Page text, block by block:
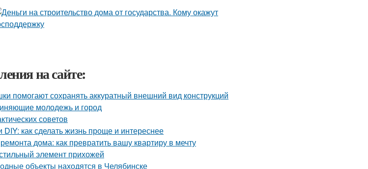
на сайте:
помогают сохранять аккуратный внешний вид конструкций
молодежь и город
советов
как сделать жизнь проще и интереснее
дома: как превратить вашу квартиру в мечту
элемент прихожей
объекты находятся в Челябинске